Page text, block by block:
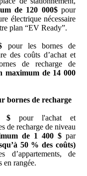
de 120 000$pour
électrique nécessaire
plan “EV Ready”.
pour les bornes de
des coûts d’achat et
de recharge de
maximum de 14 000
bornes de recharge
$pour l'achat et
de recharge de niveau
de 1 400 $ par
50 % des coûts)
d’appartements, de
en rangée.